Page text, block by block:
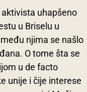
uhapšeno
u Briselu u
njima se našlo
O tome šta se
u de facto
unije i čije interese